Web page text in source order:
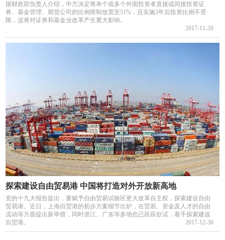
据财政部负责人介绍，中方决定将单个或多个外国投资者直接或间接投资证
券、基金管理、期货公司的比例限制放宽至51%，且实施3年后投资比例不受
限，这将对证券和基金业改革产生重大影响。
2017-11-20
探索建设自由贸易港 中国将打造对外开放新高地
党的十九大报告提出，要赋予自由贸易试验区更大改革自主权，探索建设自由
贸易港。近日，上海自贸港的初步方案细节出炉，在贸易、资金及人才的自由
流动等方面提出新举措，同时浙江、广东等多地也已跃跃欲试，着手探索建设
自贸港。
2017-12-30